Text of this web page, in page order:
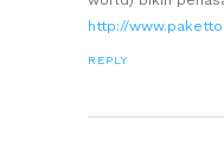
http://
REPLY